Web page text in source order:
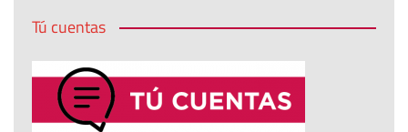
Tú cuentas